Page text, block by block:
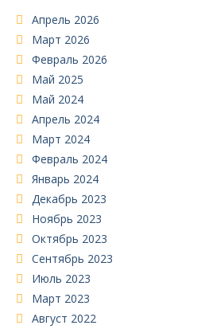
Апрель 2026
Март 2026
Февраль 2026
Май 2025
Май 2024
Апрель 2024
Март 2024
Февраль 2024
Январь 2024
Декабрь 2023
Ноябрь 2023
Октябрь 2023
Сентябрь 2023
Июль 2023
Март 2023
Август 2022